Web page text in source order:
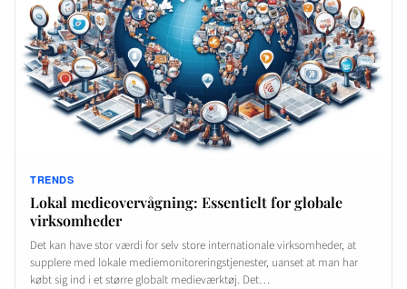
TRENDS
Lokal medieovervågning: Essentielt for globale
virksomheder
Det kan have stor værdi for selv store internationale virksomheder, at
supplere med lokale mediemonitoreringstjenester, uanset at man har
købt sig ind i et større globalt medieværktøj. Det…